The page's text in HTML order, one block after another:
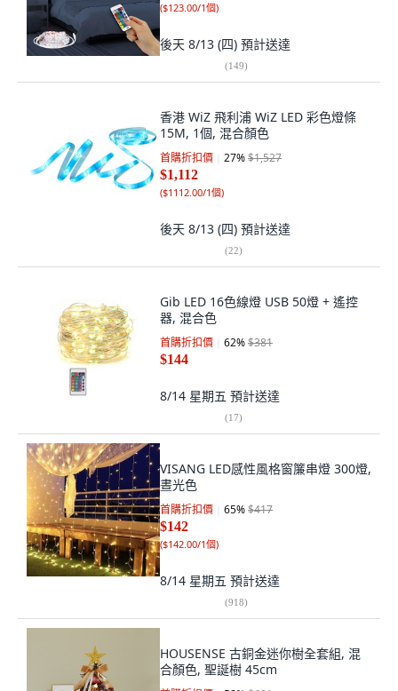
($123.00/1個)
後天 8/13 (四) 預計送達
(149)
香港 WiZ 飛利浦 WiZ LED 彩色燈條
15M, 1個, 混合顏色
首購折扣價 27%$1,527
$1,112
($1112.00/1個)
後天 8/13 (四) 預計送達
(22)
Gib LED 16色線燈 USB 50燈 + 遙控
器, 混合色
首購折扣價 62%$381
$144
8/14 星期五 預計送達
(17)
VISANG LED感性風格窗簾串燈 300燈,
晝光色
首購折扣價 65%$417
$142
($142.00/1個)
8/14 星期五 預計送達
(918)
HOUSENSE 古銅金迷你樹全套組, 混
合顏色, 聖誕樹 45cm